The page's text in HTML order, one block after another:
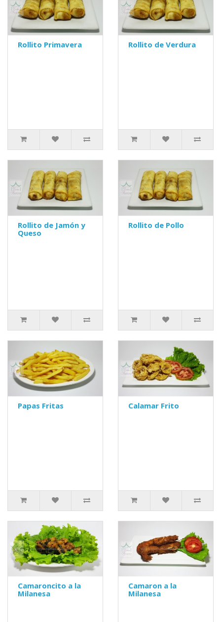
Rollito Primavera Rollito de Verdura
Rollito de Jamón y
Queso
Rollito de Pollo
Papas Fritas Calamar Frito
Camaroncito a la
Milanesa
Camaron a la
Milanesa